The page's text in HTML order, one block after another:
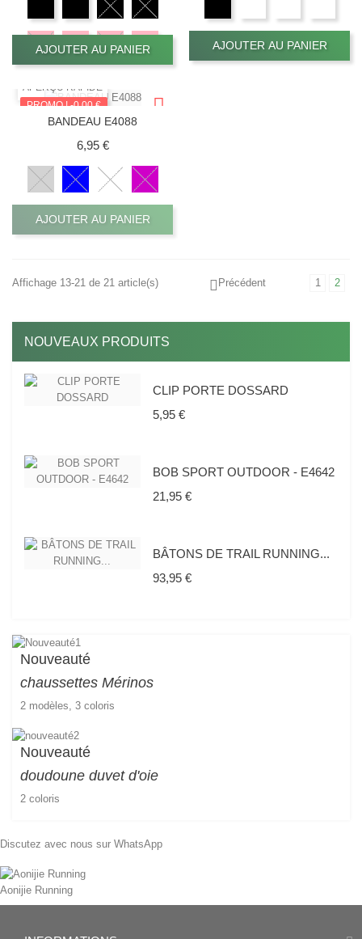
NOUVEAUX PRODUITS
CLIP PORTE DOSSARD
5,95 €Prix
BOB SPORT OUTDOOR - E4642
21,95 €Prix
BÂTONS DE TRAIL RUNNING...
93,95 €Prix
Nouveauté
chaussettes Mérinos
2 modèles, 3 coloris
Nouveauté
doudoune duvet d'oie
2 coloris
AJOUTER AU PANIER AJOUTER AU PANIER
APERÇU RAPIDE
PROMO !-0,00 €
BANDEAU E4088
6,95 €Prix
AJOUTER AU PANIER
Affichage 13-21 de 21 article(s) Précédent 1 2
Discutez avec nous sur WhatsApp
Aonijie Running